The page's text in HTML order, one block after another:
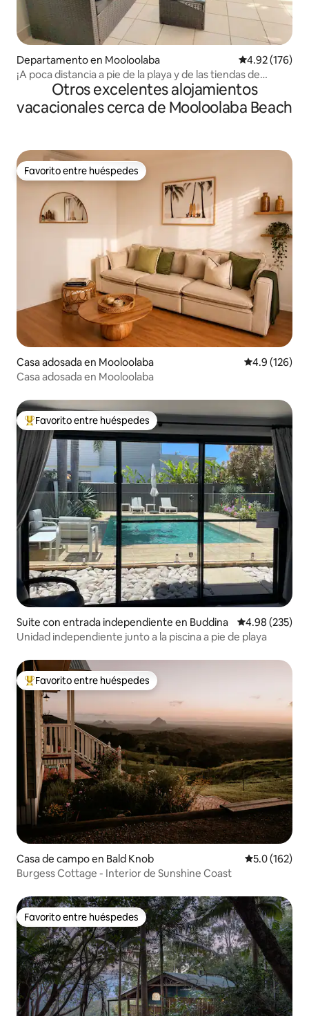
Departamento en Mooloolaba Calificación
4.92 (176)
¡A poca distancia a pie de la playa y de las tiendas de
Mooloolaba!Otros excelentes alojamientos
vacacionales cerca de Mooloolaba Beach
Favorito entre huéspedes
Favorito entre huéspedes
Casa adosada en Mooloolaba Calificación
4.9 (126)
Casa adosada en Mooloolaba
De los mejores en Favorito entre huéspedes
Favorito entre huéspedes
Suite con entrada independiente en Buddina Calificación
4.98 (235)
Unidad independiente junto a la piscina a pie de playa
De los mejores en Favorito entre huéspedes
Favorito entre huéspedes
Casa de campo en Bald Knob Calificación
5.0 (162)
Burgess Cottage - Interior de Sunshine Coast
Favorito entre huéspedes
Favorito entre huéspedes